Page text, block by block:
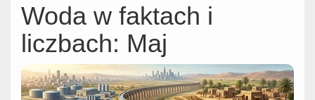
Woda w faktach i
liczbach: Maj